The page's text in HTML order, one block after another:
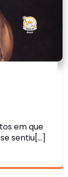
em que
sentiu[…]